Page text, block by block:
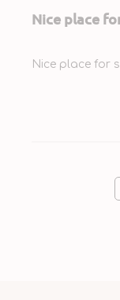
Nice place
Nice place for